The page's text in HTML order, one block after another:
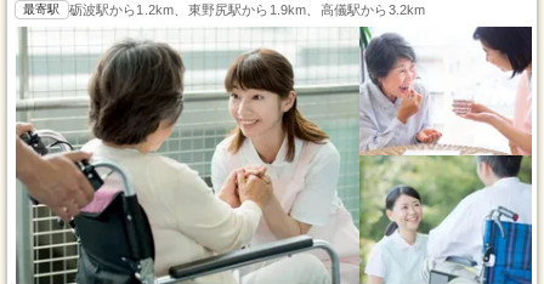
最寄駅 砺波駅から1.2km、東野尻駅から1.9km、高儀駅から3.2km